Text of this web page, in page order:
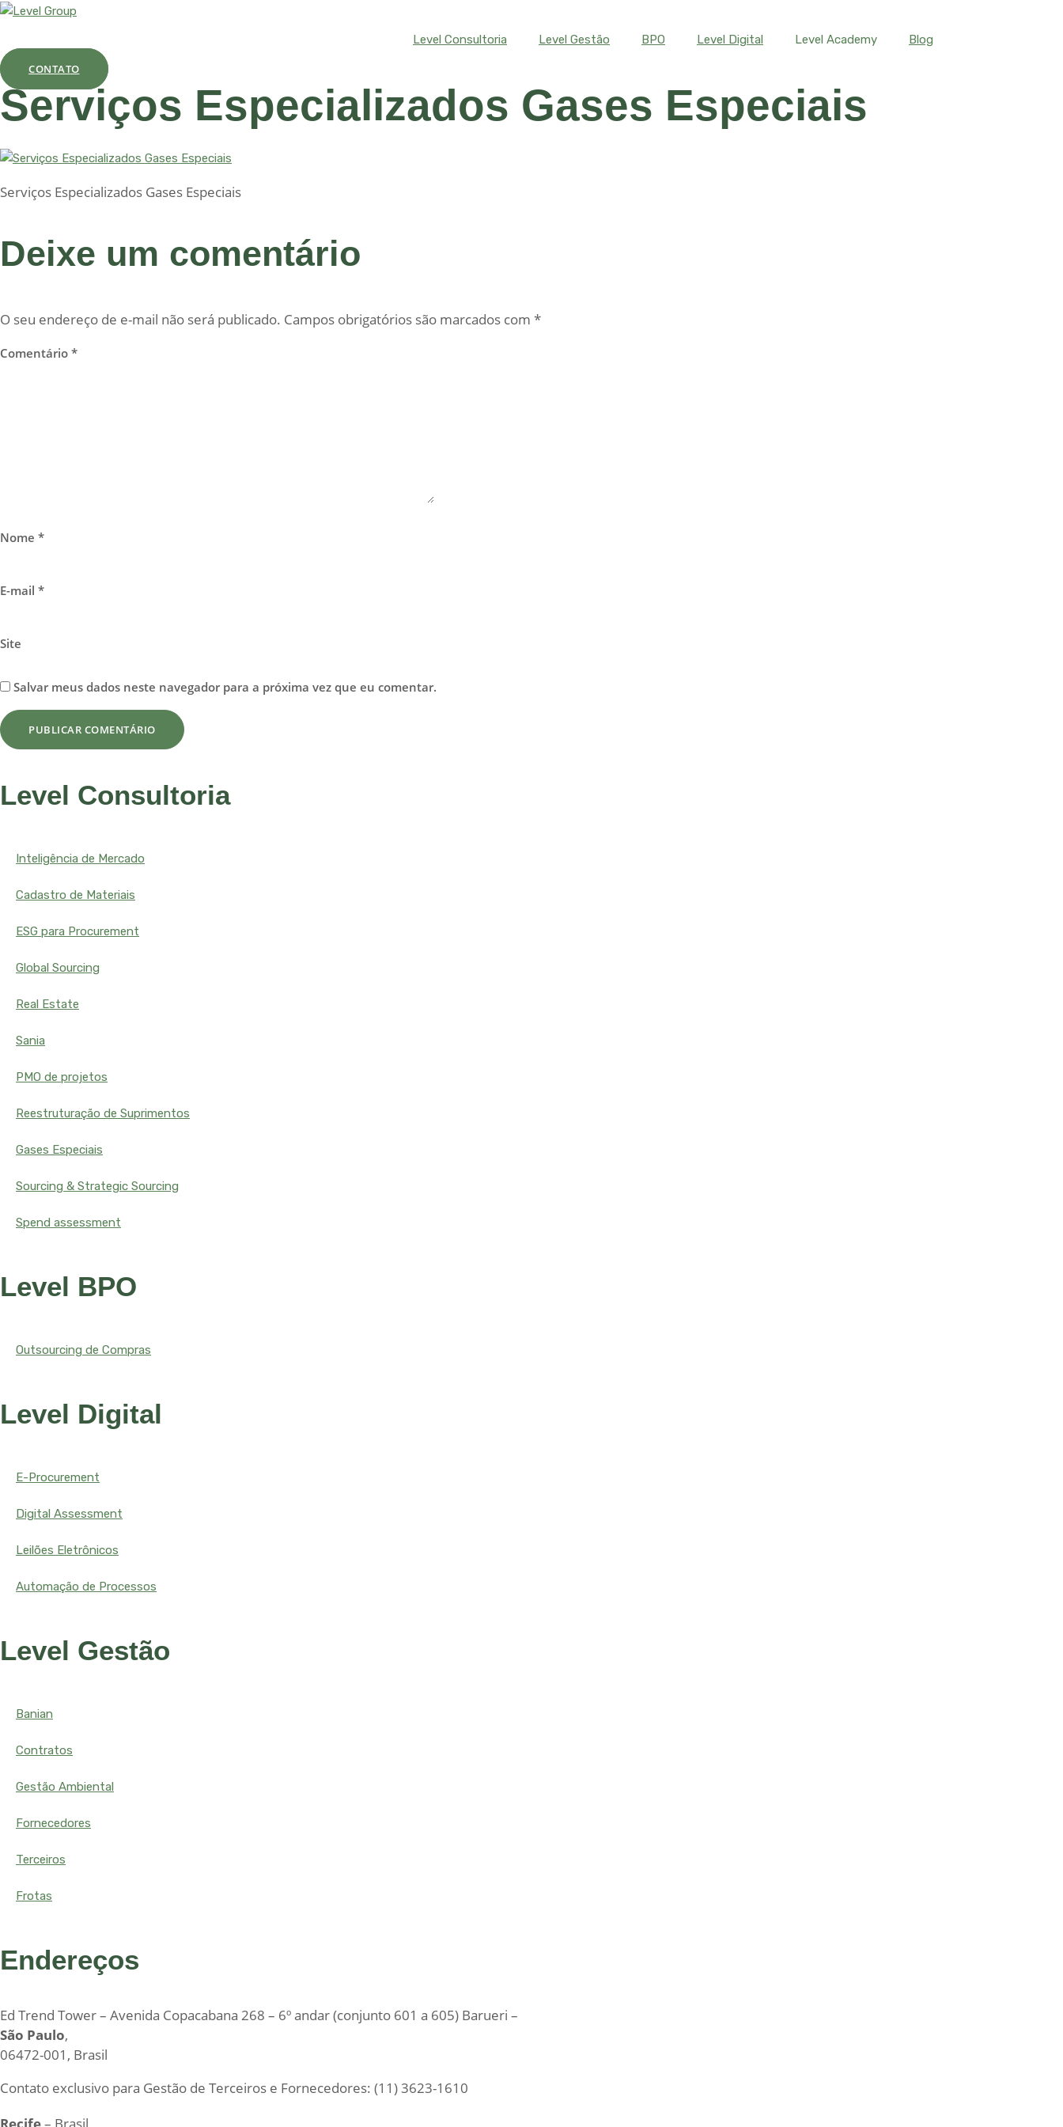
Ir
conteúdo
Level Consultoria Level Gestão BPO Level Digital Level Academy Blog
CONTATO
Serviços Especializados Gases Especiais​
Serviços Especializados Gases Especiais​
Deixe um comentário
O seu endereço de e-mail não será publicado. Campos obrigatórios são marcados com *
Comentário *
Nome *
E-mail *
Site
Salvar meus dados neste navegador para a próxima vez que eu comentar.
Level Consultoria
Inteligência de Mercado
Cadastro de Materiais
ESG para Procurement
Global Sourcing
Real Estate
Sania
PMO de projetos
Reestruturação de Suprimentos
Gases Especiais
Sourcing & Strategic Sourcing
Spend assessment
Level BPO
Outsourcing de Compras
Level Digital
E-Procurement
Digital Assessment
Leilões Eletrônicos
Automação de Processos
Level Gestão
Banian
Contratos
Gestão Ambiental
Fornecedores
Terceiros
Frotas
Endereços
Ed Trend Tower – Avenida Copacabana 268 – 6º andar (conjunto 601 a 605) Barueri –
São Paulo,
06472-001, Brasil
Contato exclusivo para Gestão de Terceiros e Fornecedores: (11) 3623-1610
Recife– Brasil